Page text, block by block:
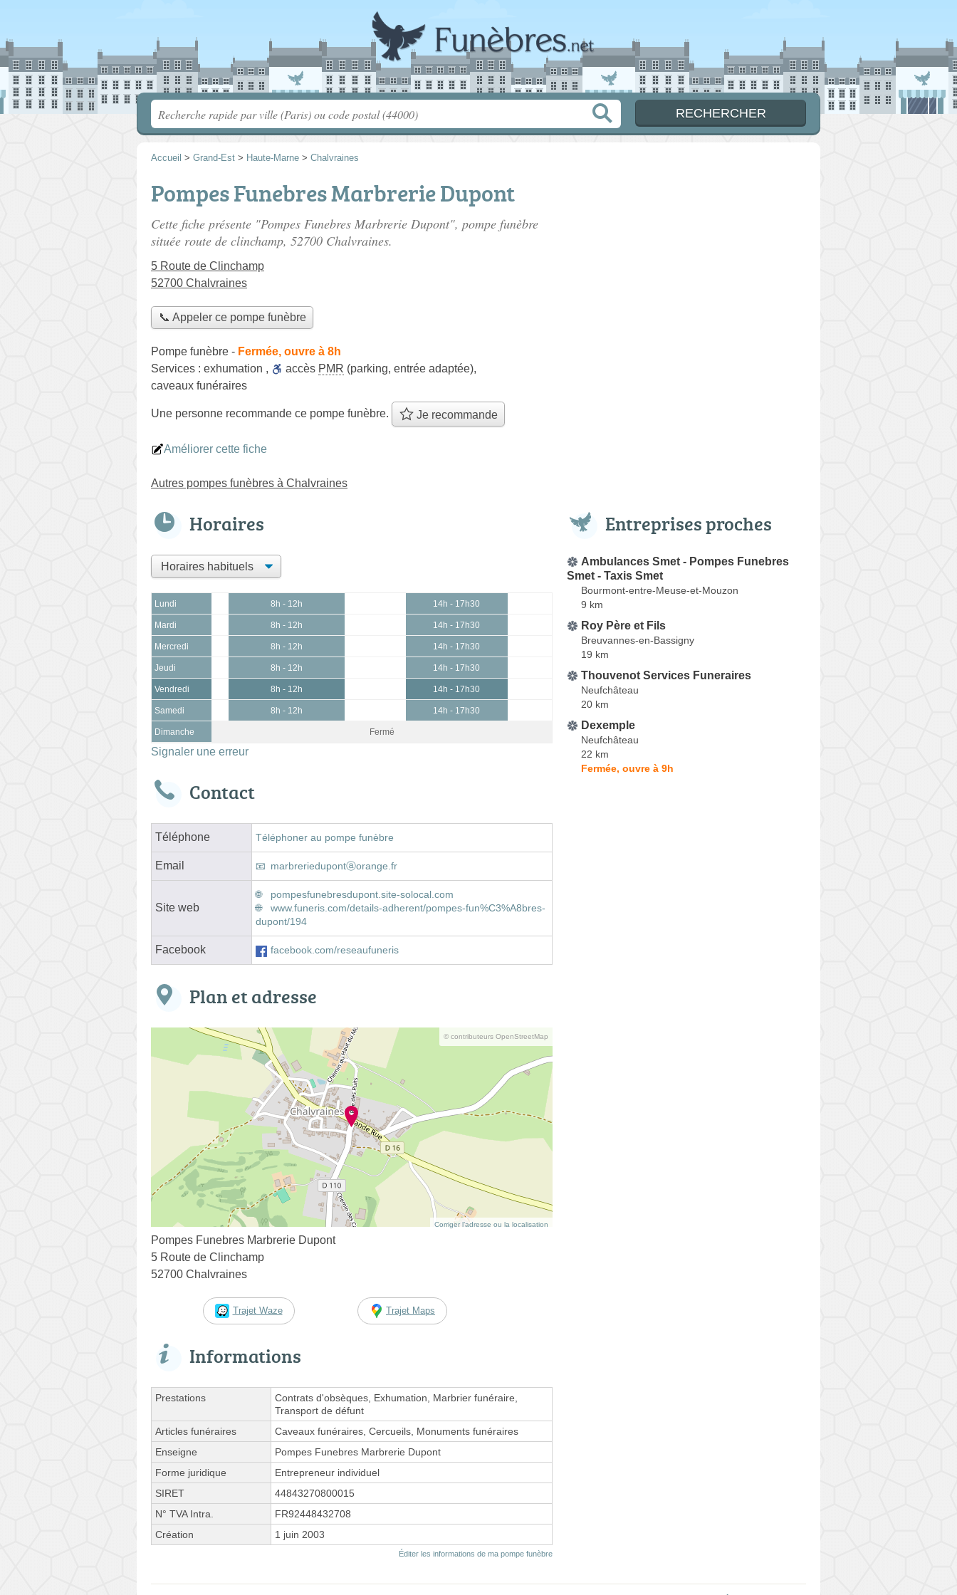
Accueil > Grand-Est > Haute-Marne > Chalvraines
Pompes Funebres Marbrerie Dupont
Cette fiche présente "Pompes Funebres Marbrerie Dupont", pompe funèbre
située route de clinchamp, 52700 Chalvraines.
5 Route de Clinchamp
52700 Chalvraines
📞 Appeler ce pompe funèbre
Pompe funèbre - Fermée, ouvre à 8h
Services : exhumation , accès PMR (parking, entrée adaptée),
caveaux funéraires
Une personne recommande ce pompe funèbre. Je recommande
Améliorer cette fiche
Autres pompes funèbres à Chalvraines
Horaires
Lundi 8h - 12h 14h - 17h30
Mardi 8h - 12h 14h - 17h30
Mercredi 8h - 12h 14h - 17h30
Jeudi 8h - 12h 14h - 17h30
Vendredi 8h - 12h 14h - 17h30
Samedi 8h - 12h 14h - 17h30
Dimanche Fermé
Signaler une erreur
Contact
Téléphone Téléphoner au pompe funèbre
Email marbreriedupontⓐorange.fr
Site web
pompesfunebresdupont.site-solocal.com
www.funeris.com/details-adherent/pompes-fun%C3%A8bres-
dupont/194
Facebook facebook.com/reseaufuneris
Plan et adresse
© contributeurs OpenStreetMap
Corriger l’adresse ou la localisation
Pompes Funebres Marbrerie Dupont
5 Route de Clinchamp
52700 Chalvraines
Trajet Waze Trajet Maps
Informations
Prestations
Contrats d'obsèques, Exhumation, Marbrier funéraire,
Transport de défunt
Articles funéraires
Caveaux funéraires, Cercueils, Monuments funéraires
Enseigne
Pompes Funebres Marbrerie Dupont
Forme juridique
Entrepreneur individuel
SIRET
44843270800015
N° TVA Intra.
FR92448432708
Création
1 juin 2003
Éditer les informations de ma pompe funèbre
Entreprises proches
Ambulances Smet - Pompes Funebres
Smet - Taxis Smet
Bourmont-entre-Meuse-et-Mouzon
9 km
Roy Père et Fils
Breuvannes-en-Bassigny
19 km
Thouvenot Services Funeraires
Neufchâteau
20 km
Dexemple
Neufchâteau
22 km
Fermée, ouvre à 9h